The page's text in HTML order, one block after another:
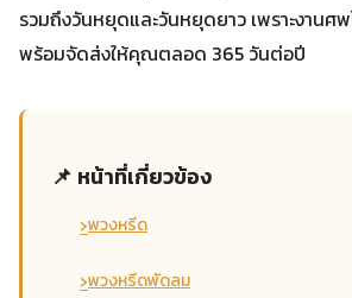
รวมถึงวันหยุดและวันหยุดยาว เพราะงานศพ
พร้อมจัดส่งให้คุณตลอด 365 วันต่อปี
📌 หน้าที่เกี่ยวข้อง
›พวงหรีด
›พวงหรีดพัดลม